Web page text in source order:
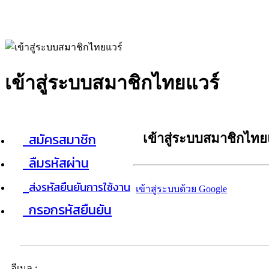
เข้าสู่ระบบสมาชิกไทยแวร์
สมัครสมาชิก
ลืมรหัสผ่าน
ส่งรหัสยืนยันการใช้งาน
กรอกรหัสยืนยัน
เข้าสู่ระบบสมาชิกไท
เข้าสู่ระบบด้วย Google